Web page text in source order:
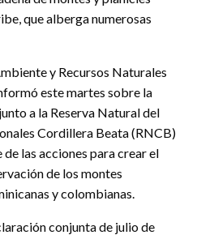
que alberga numerosas
y Recursos Naturales
este martes sobre la
a la Reserva Natural del
Cordillera Beata (RNCB)
las acciones para crear el
de los montes
y colombianas.
conjunta de julio de